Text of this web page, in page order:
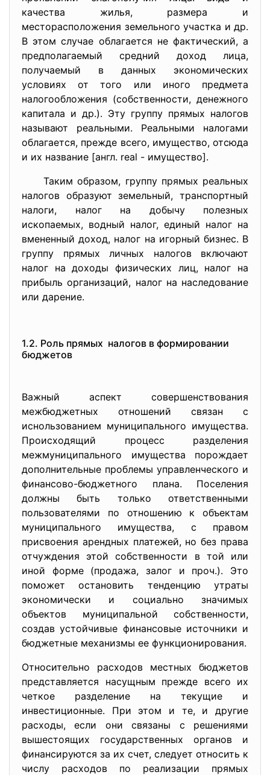
качества жилья, размера и
месторасположения земельного участка и др.
В этом случае облагается не фактический, а
предполагаемый средний доход лица,
получаемый в данных экономических
условиях от того или иного предмета
налогообложения (собственности, денежного
капитала и др.). Эту группу прямых налогов
называют реальными. Реальными налогами
облагается, прежде всего, имущество, отсюда
и их название [англ. real - имущество].
Таким образом, группу прямых реальных
налогов образуют земельный, транспортный
налоги, налог на добычу полезных
ископаемых, водный налог, единый налог на
вмененный доход, налог на игорный бизнес. В
группу прямых личных налогов включают
налог на доходы физических лиц, налог на
прибыль организаций, налог на наследование
или дарение.
1.2. Роль прямых налогов в формировании
бюджетов
Важный аспект совершенствования
межбюджетных отношений связан с
иснользованием муниципального имущества.
Происходящий процесс разделения
межмуниципального имущества порождает
дополнительные проблемы управленческого и
финансово-бюджетного плана. Поселения
должны быть только ответственными
пользователями по отношению к объектам
муниципального имущества, с правом
присвоения арендных платежей, но без права
отчуждения этой собственности в той или
иной форме (продажа, залог и проч.). Это
поможет остановить тенденцию утраты
экономически и социально значимых
объектов муниципальной собственности,
создав устойчивые финансовые источники и
бюджетные механизмы ее функционирования.
Относительно расходов местных бюджетов
представляется насущным прежде всего их
четкое разделение на текущие и
инвестиционные. При этом и те, и другие
расходы, если они связаны с решениями
вышестоящих государственных органов и
финансируются за их счет, следует относить к
числу расходов по реализации прямых